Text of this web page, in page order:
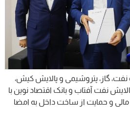
گاز، پتروشیمی و پالایش کیش،
نفت آفتاب و بانک اقتصاد نوین با
و حمایت از ساخت داخل به امضا